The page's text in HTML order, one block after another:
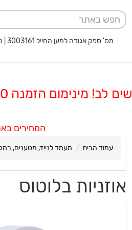
מס' ספק אגודה למען החייל 3003161 | מס' ספק משרד הביטחון 11010197 | מס' ספק משטרת ישראל 40017932
שים לב! מינימום הזמנה 1500 ש"ח, להזמנות 08-8564549
המחירים
עמוד הבית מעמד לנייד, מטענים,
אוזניות בלוטוס